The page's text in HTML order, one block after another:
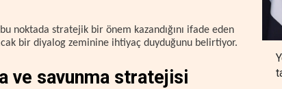
noktada stratejik bir önem kazandığını ifade eden
bir diyalog zeminine ihtiyaç duyduğunu belirtiyor.
ve savunma stratejisi